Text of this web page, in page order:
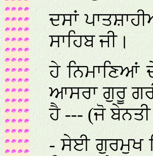
ਦਸਾਂ
ਸਾਹਿਬ ਜੀ।
ਹੇ ਨਿਮਾਣਿਆਂ
ਆਸਰਾ ਗੁਰੂ
ਹੈ --- (ਜੋ
- ਸੇਈ ਗੁਰਮੁਖ